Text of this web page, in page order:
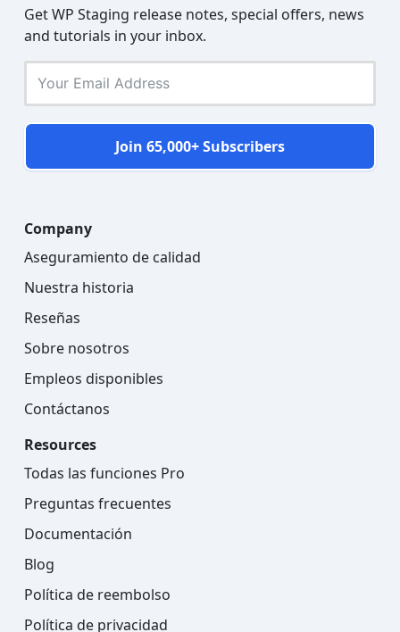
Get WP Staging release notes, special offers, news
and tutorials in your inbox.
Join 65,000+ Subscribers
Company
Aseguramiento de calidad
Nuestra historia
Reseñas
Sobre nosotros
Empleos disponibles
Contáctanos
Resources
Todas las funciones Pro
Preguntas frecuentes
Documentación
Blog
Política de reembolso
Política de privacidad